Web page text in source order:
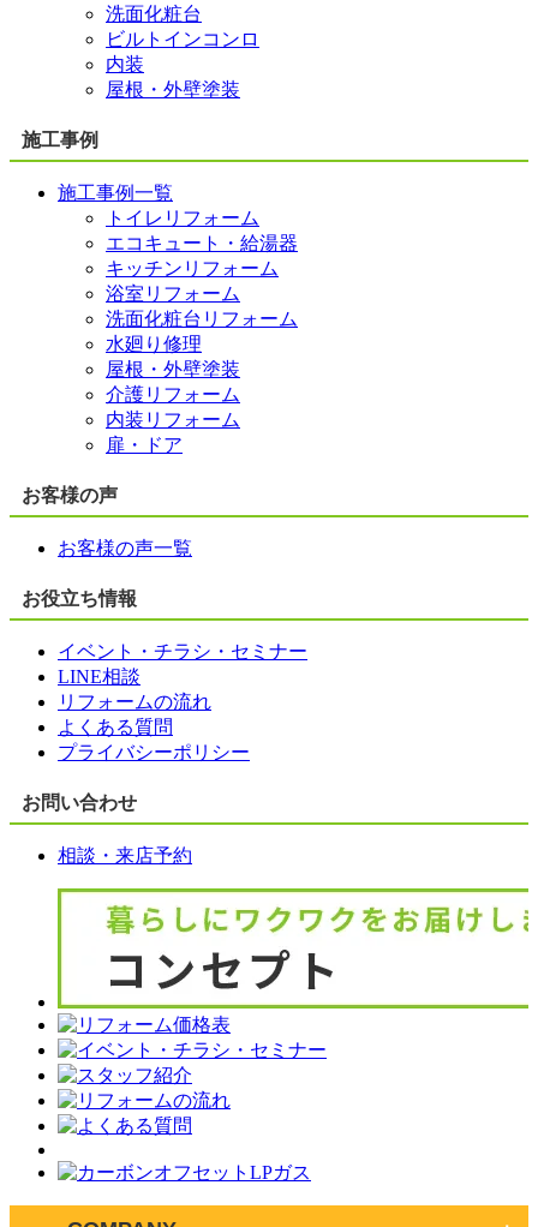
洗面化粧台
ビルトインコンロ
内装
屋根・外壁塗装
施工事例
施工事例一覧
トイレリフォーム
エコキュート・給湯器
キッチンリフォーム
浴室リフォーム
洗面化粧台リフォーム
水廻り修理
屋根・外壁塗装
介護リフォーム
内装リフォーム
扉・ドア
お客様の声
お客様の声一覧
お役立ち情報
イベント・チラシ・セミナー
LINE相談
リフォームの流れ
よくある質問
プライバシーポリシー
お問い合わせ
相談・来店予約